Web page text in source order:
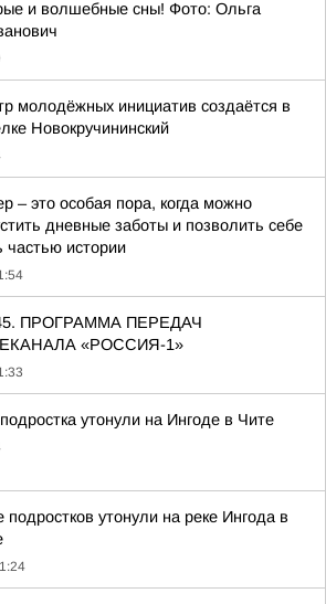
и волшебные сны! Фото: Ольга
молодёжных инициатив создаётся в
Новокручининский
– это особая пора, когда можно
дневные заботы и позволить себе
частью истории
ПРОГРАММА ПЕРЕДАЧ
«РОССИЯ-1»
утонули на Ингоде в Чите
подростков утонули на реке Ингода в